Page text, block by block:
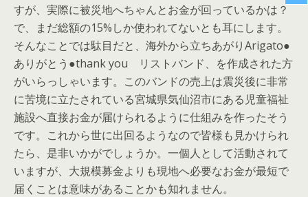
すが、実際に被災地へちゃんとお金が回っているかは？
で、まだ総額の15%しか使われてないとも耳にします。
そんなことでは駄目だと、海外から立ちあがりArigato●
ありがとう●thank you リストバンド、を作成された方
がいらっしゃいます。このバンドの売上は震災後に非常
に苦境に立たされている宮城県気仙沼市にある児童福祉
施設へ直接お金が届けられるように仕組みを作ったそう
です。これから世に出回るようなので皆様も見かけられ
たら、是非いかがでしょうか。一個人として活動されて
いますが、大規模募金よりも現地へ必要なお金が最短で
届くことは意味があることかも知れません。